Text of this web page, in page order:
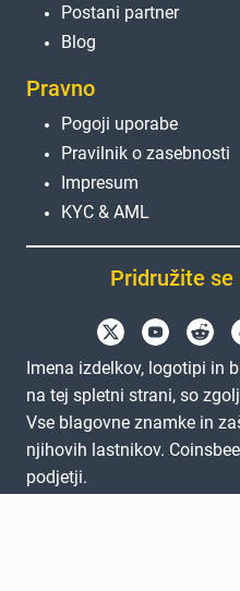
Postani partner
Blog
Pravno
Pogoji uporabe
Pravilnik o zasebnosti
Impresum
KYC & AML
Pridružite se
Imena izdelkov, logotipi in
na tej spletni strani, so
Vse blagovne znamke in
njihovih lastnikov.
podjetji.